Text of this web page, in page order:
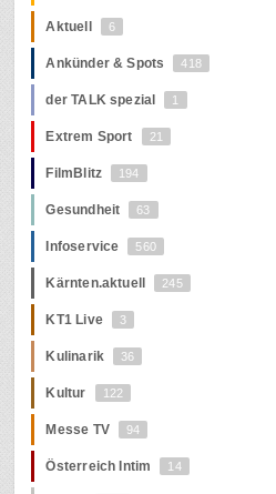
Aktuell 6
Ankünder & Spots 418
der TALK spezial 1
Extrem Sport 21
FilmBlitz 194
Gesundheit 63
Infoservice 560
Kärnten.aktuell 245
KT1 Live 3
Kulinarik 36
Kultur 122
Messe TV 94
Österreich Intim 14